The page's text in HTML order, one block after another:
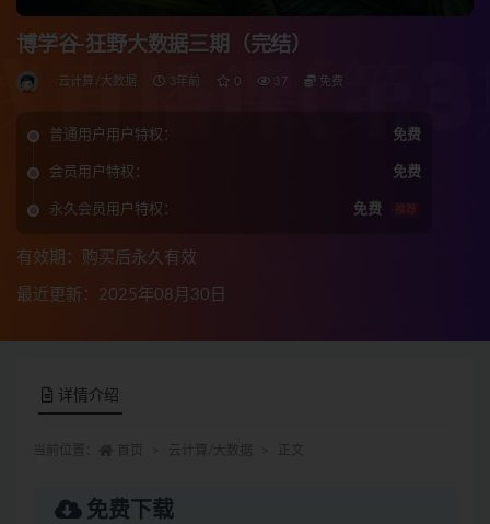
博学谷-狂野大数据三期（完结）
云计算/大数据 3年前 0 37 免费
普通用户用户特权： 免费
会员用户特权： 免费
永久会员用户特权： 免费 推荐
有效期：购买后永久有效
最近更新：2025年08月30日
详情介绍
免费下载